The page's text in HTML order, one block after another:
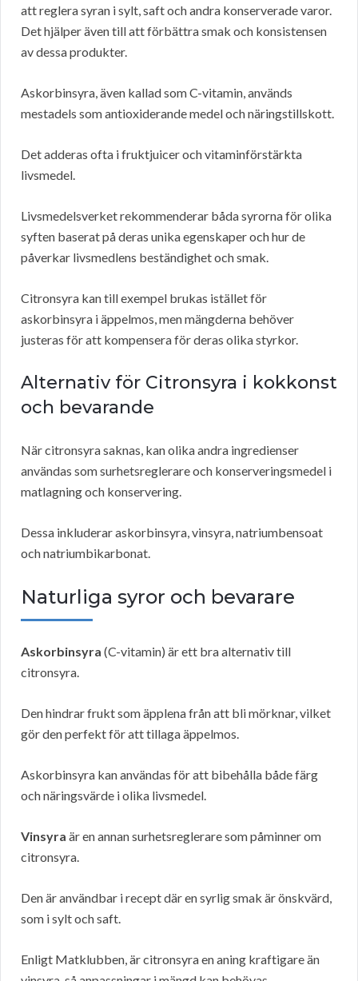
att reglera syran i sylt, saft och andra konserverade varor.
Det hjälper även till att förbättra smak och konsistensen
av dessa produkter.
Askorbinsyra, även kallad som C-vitamin, används
mestadels som antioxiderande medel och näringstillskott.
Det adderas ofta i fruktjuicer och vitaminförstärkta
livsmedel.
Livsmedelsverket rekommenderar båda syrorna för olika
syften baserat på deras unika egenskaper och hur de
påverkar livsmedlens beständighet och smak.
Citronsyra kan till exempel brukas istället för
askorbinsyra i äppelmos, men mängderna behöver
justeras för att kompensera för deras olika styrkor.
Alternativ för Citronsyra i kokkonst
och bevarande
När citronsyra saknas, kan olika andra ingredienser
användas som surhetsreglerare och konserveringsmedel i
matlagning och konservering.
Dessa inkluderar askorbinsyra, vinsyra, natriumbensoat
och natriumbikarbonat.
Naturliga syror och bevarare
Askorbinsyra (C-vitamin) är ett bra alternativ till
citronsyra.
Den hindrar frukt som äpplena från att bli mörknar, vilket
gör den perfekt för att tillaga äppelmos.
Askorbinsyra kan användas för att bibehålla både färg
och näringsvärde i olika livsmedel.
Vinsyra är en annan surhetsreglerare som påminner om
citronsyra.
Den är användbar i recept där en syrlig smak är önskvärd,
som i sylt och saft.
Enligt Matklubben, är citronsyra en aning kraftigare än